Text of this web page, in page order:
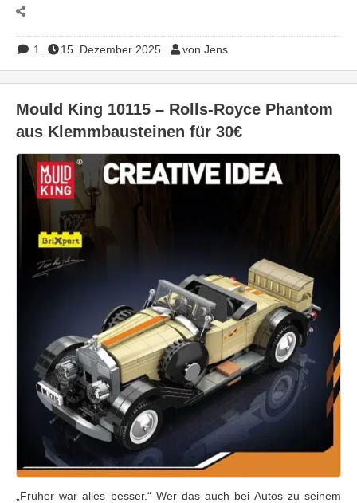
1 15. Dezember 2025 von Jens
Mould King 10115 – Rolls-Royce Phantom
aus Klemmbausteinen für 30€
„Früher war alles besser.“ Wer das auch bei Autos zu seinem